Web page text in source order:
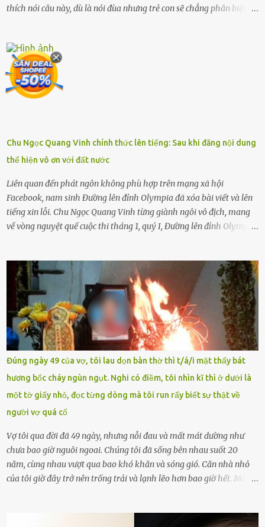
thích nói câu này, dù là nói đùa nhưng trẻ con sẽ chẳng phân biệt
khuyên nhủ con thật cẩn thận. Nếu cháu không nghe lời, cảnh sát
sẽ bắt Thực tế thì kể cả người già, thậm chí cha mẹ sẽ dọa con như
này. Nhưng dùng cách này sẽ kiến con trẻ ngày càng chán ghét mà
thôi. Đôi khi con cái phải rời xa cha mẹ, sống với người già, lúc này
để được giúp đỡ thì có thể sẽ bỏ lỡ cơ hội và gặp nguy hiểm. Trẻ con
có biết gì đâu Nhiều người cứ coi trẻ còn nhỏ nên dù có phạm sai
lầm, thì họ cũng không trách mắng. Nhưng nếu người lớn tuổi
không dạy con cẩn...
Chu Ngọc Quang Vinh chính thức lên tiếng: Sau khi đăng nội dung
thể hiện vô ơn với đất nước
Liên quan đến phát ngôn không phù hợp trên mạng xã hội
Facebook, nam sinh Đường lên đỉnh Olympia đã xóa bài viết và lên
tiếng xin lỗi. Chu Ngọc Quang Vinh từng giành ngôi vô địch, mang
về vòng nguyệt quế cuộc thi tháng 1, quý I, Đường lên đỉnh Olympia.
chưa phù hợp, gây xôn xao, bức xúc trong dư luận. Ngay sau đó,
Trường THPT Chuyên Nguyễn Tất Thành báo cáo xác nhận tài
khoản Chu Vinh là của học sinh Chu Ngọc Quang Vinh, lớp 12 Anh
của nhà trường. Nam sinh này từng giành ngôi vô địch, mang về
vòng nguyệt quế cuộc thi tháng 1, quý I, Đường lên đỉnh Olympia
năm thứ 24. Quá trình giáo dục, học sinh Chu Ngọc Quang Vinh đã
nhận thức được nội dung bài viết của bản thân trên mạng xã hội
ngày 1.9 là chưa phù hợp nên đã chủ động gỡ bài viết và đăng bài
xin lỗi trên trang Facebook cá nhân. Chu Ngọc Quang Vinh làm việc
với cơ quan chức năng. Ảnh: Đơn vị cung...
Đúng ngày 49 của vợ, tôi lau dọn bàn thờ thì t/á/i mặt thấy bát
hương bốc cháy ngùn ngụt. Nghi có điềm, tôi nhìn kĩ thì ở dưới là
một tờ giấy nhỏ, đọc từng dòng mà tôi run rẩy biết sự thật về
người vợ quá cố
Vợ tôi qua đời đã 49 ngày, nhưng nỗi đau và mất mát dường như
chưa bao giờ nguôi ngoai. Chúng tôi đã sống bên nhau suốt 20
năm, cùng nhau vượt qua bao khó khăn và sóng gió. Căn nhà nhỏ
của tôi giờ đây trở nên trống trải và lạnh lẽo hơn bao giờ hết. Mỗi
rơi vào khoảng trống vô tận, chẳng còn muốn làm gì ngoài việc